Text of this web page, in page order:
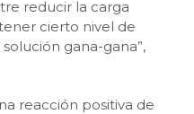
reducir la carga
cierto nivel de
gana-gana”,
reacción positiva de